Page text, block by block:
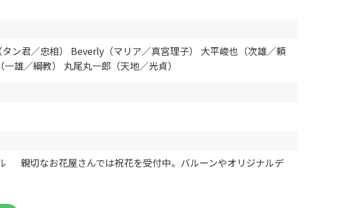
ン君／忠相） Beverly（マリア／真宮理子） 大平峻也（次雄／頼
雄／綱教） 丸尾丸一郎（天地／光貞）
親切なお花屋さんでは祝花を受付中。バルーンやオリジナルデ